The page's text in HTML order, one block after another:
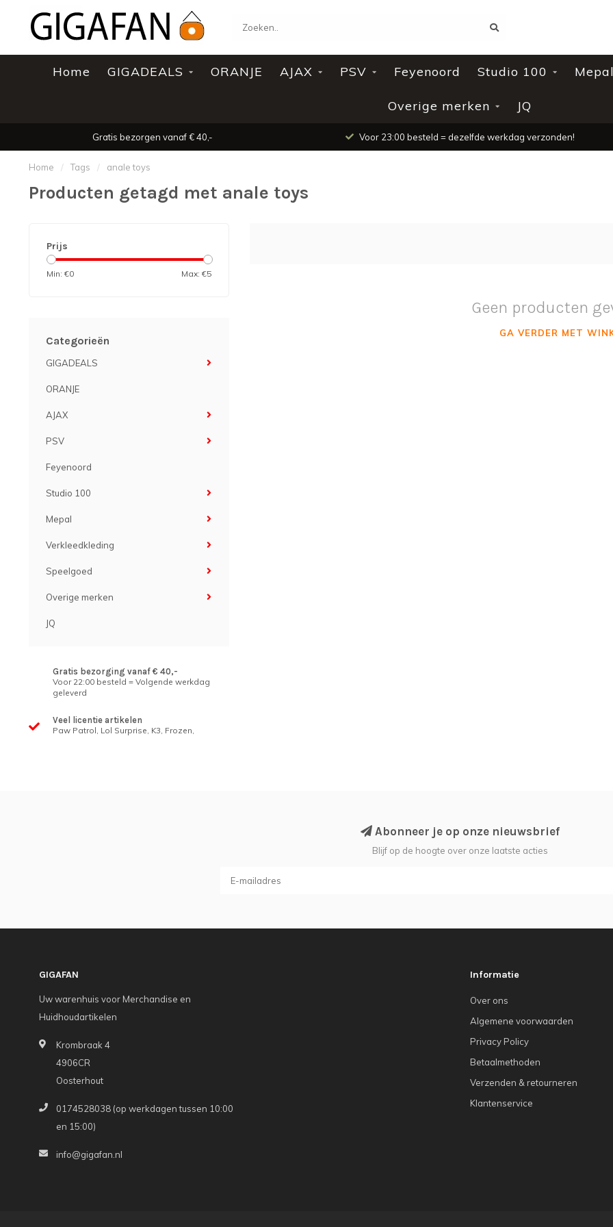
Home GIGADEALS ORANJE AJAX PSV Feyenoord Studio 100 Mepal
Overige merken JQ
Gratis bezorgen vanaf € 40,- Voor 23:00 besteld = dezelfde werkdag verzonden!
Home / Tags / anale toys
Producten getagd met anale toys
Prijs
Min: €0 Max: €5
Categorieën
GIGADEALS
ORANJE
AJAX
PSV
Feyenoord
Studio 100
Mepal
Verkleedkleding
Speelgoed
Overige merken
JQ
Gratis bezorging vanaf € 40,-
Voor 22:00 besteld = Volgende werkdag
geleverd
Veel licentie artikelen
Paw Patrol, Lol Surprise, K3, Frozen,
Geen producten
GA VERDER MET
Abonneer je op onze nieuwsbrief
Blijf op de hoogte over onze laatste acties
GIGAFAN
Uw warenhuis voor Merchandise en
Huidhoudartikelen
Krombraak 4
4906CR
Oosterhout
0174528038 (op werkdagen tussen 10:00
en 15:00)
info@gigafan.nl
Informatie
Over ons
Algemene voorwaarden
Privacy Policy
Betaalmethoden
Verzenden & retourneren
Klantenservice